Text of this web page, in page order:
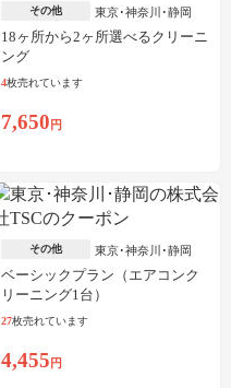
その他 東京･神奈川･静岡
18ヶ所から2ヶ所選べるクリーニ
ング
4枚売れています
7,650 円
その他 東京･神奈川･静岡
ベーシックプラン（エアコンク
リーニング1台）
27枚売れています
4,455 円